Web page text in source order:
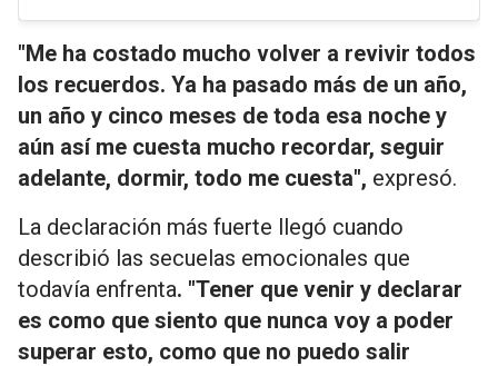
"Me ha costado mucho volver a revivir todos
los recuerdos. Ya ha pasado más de un año,
un año y cinco meses de toda esa noche y
aún así me cuesta mucho recordar, seguir
adelante, dormir, todo me cuesta", expresó.
La declaración más fuerte llegó cuando
describió las secuelas emocionales que
todavía enfrenta. "Tener que venir y declarar
es como que siento que nunca voy a poder
superar esto, como que no puedo salir